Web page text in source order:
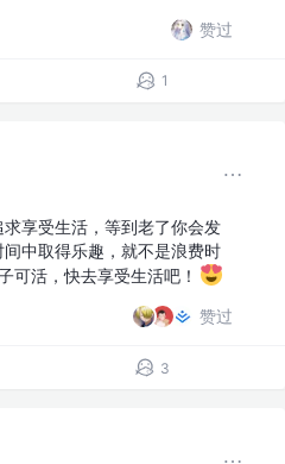
赞过
1
享受生活，等到老了你会发
中取得乐趣，就不是浪费时
活，快去享受生活吧！
赞过
3